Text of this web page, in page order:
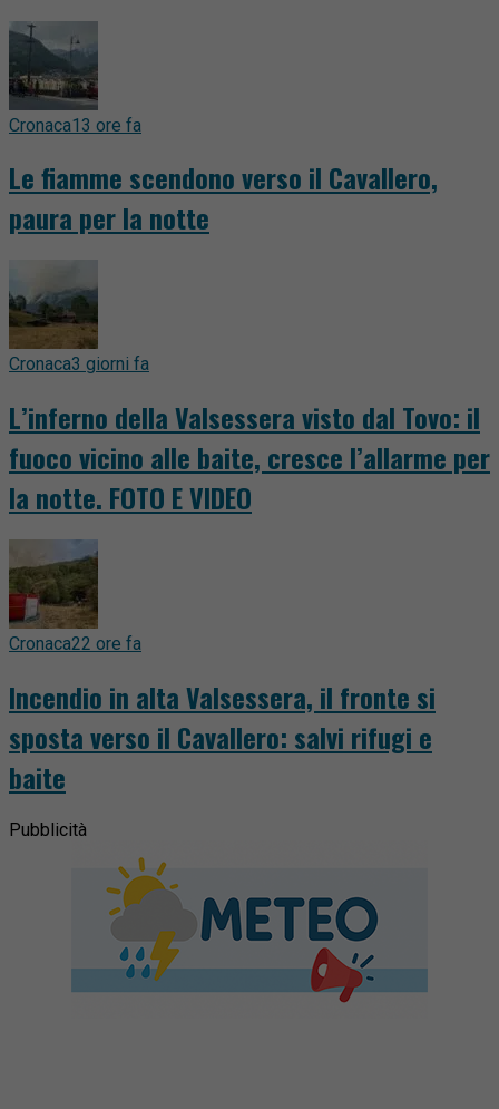
Cronaca13 ore fa
Le fiamme scendono verso il Cavallero,
paura per la notte
Cronaca3 giorni fa
L’inferno della Valsessera visto dal Tovo: il
fuoco vicino alle baite, cresce l’allarme per
la notte. FOTO E VIDEO
Cronaca22 ore fa
Incendio in alta Valsessera, il fronte si
sposta verso il Cavallero: salvi rifugi e
baite
Pubblicità